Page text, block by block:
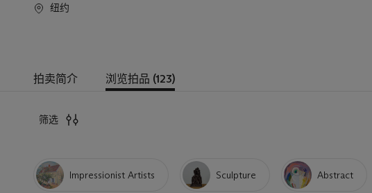
纽约
拍卖简介 浏览拍品 (123)
筛选
Impressionist Artists Sculpture Abstract